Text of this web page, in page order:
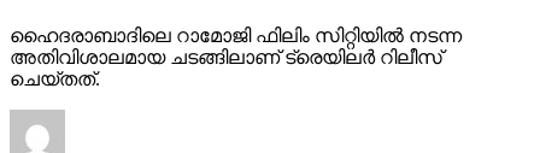
ഹൈദരാബാദിലെ റാമോജി ഫിലിം സിറ്റിയില്‍ നടന്ന
അതിവിശാലമായ ചടങ്ങിലാണ് ട്രെയിലര്‍ റിലീസ്
ചെയ്തത്.